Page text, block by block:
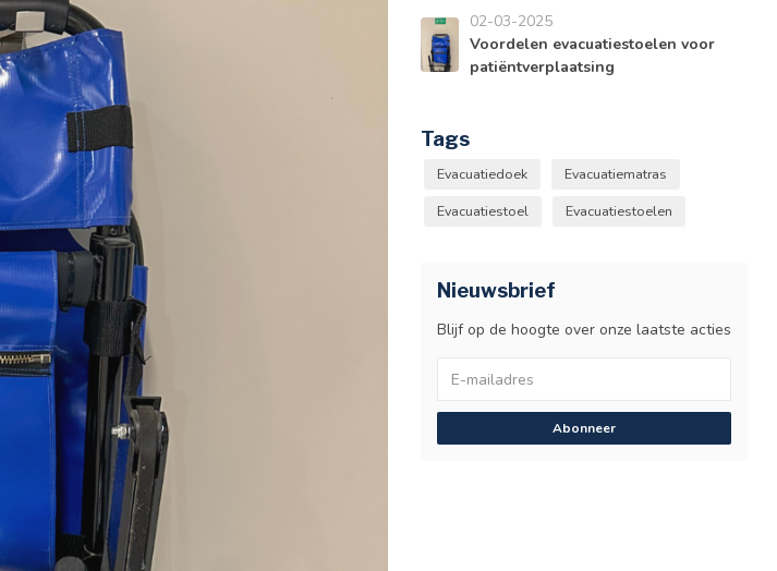
02-03-2025
Voordelen evacuatiestoelen voor
patiëntverplaatsing
Tags
Evacuatiedoek
Evacuatiematras
Evacuatiestoel
Evacuatiestoelen
Nieuwsbrief
Blijf op de hoogte over onze laatste acties
Abonneer